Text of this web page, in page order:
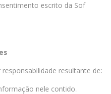
escrito da Sof
resultante de:
nele contido.